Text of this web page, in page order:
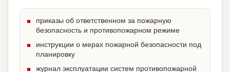
приказы об ответственном за пожарную
безопасность и противопожарном режиме
инструкции о мерах пожарной безопасности под
планировку
журнал эксплуатации систем противопожарной